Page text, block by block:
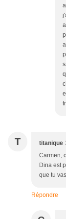
T titanique
Carmen,
Dina est
que tu
Répondre